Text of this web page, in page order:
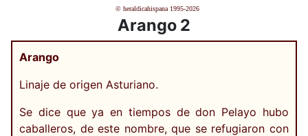
© heraldicahispana 1995-2026
Arango 2
Arango
Linaje de origen Asturiano.
Se dice que ya en tiempos de don Pelayo hubo
caballeros, de este nombre, que se refugiaron con